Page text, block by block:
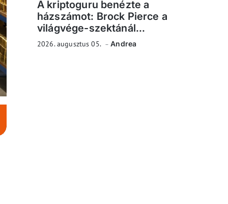
A kriptoguru benézte a
házszámot: Brock Pierce a
világvége-szektánál...
2026. augusztus 05. Andrea